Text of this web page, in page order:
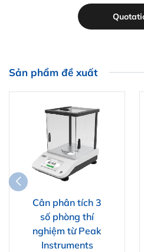
Sản phẩm đề xuất
Cân phân tích 3
số phòng thí
nghiệm từ Peak
Instruments